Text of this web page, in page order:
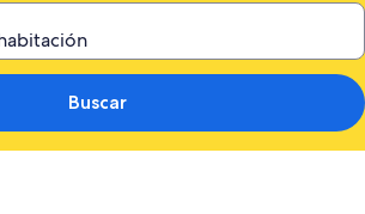
Buscar